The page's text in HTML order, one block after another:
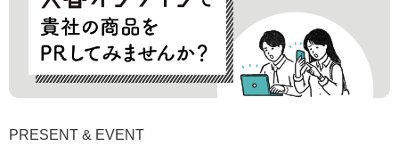
PRESENT & EVENT